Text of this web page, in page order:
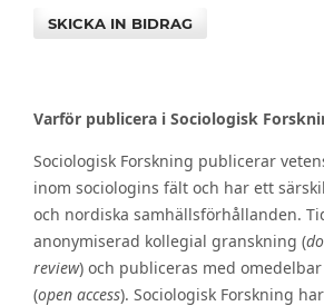
SKICKA IN BIDRAG
Varför publicera i Sociologisk
Sociologisk Forskning publicerar
inom sociologins fält och har ett
och nordiska samhällsförhållanden.
anonymiserad kollegial granskning (
review) och publiceras med
(open access). Sociologisk Forskning